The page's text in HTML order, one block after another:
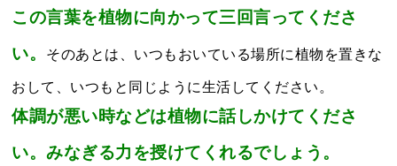
この言葉を植物に向かって三回言ってくださ
い。
そのあとは、いつもおいている場所に植物を置きな
おして、いつもと同じように生活してください。
体調が悪い時などは植物に話しかけてくださ
い。みなぎる力を授けてくれるでしょう。